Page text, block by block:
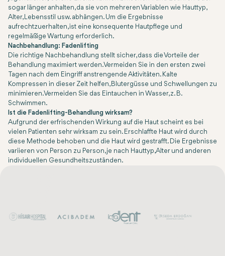
sogar länger anhalten, da sie von mehreren Variablen wie Hauttyp,
Alter, Lebensstil usw. abhängen. Um die Ergebnisse
aufrechtzuerhalten, ist eine konsequente Hautpflege und
regelmäßige Wartung erforderlich.
Nachbehandlung: Fadenlifting
Die richtige Nachbehandlung stellt sicher, dass die Vorteile der
Behandlung maximiert werden. Vermeiden Sie in den ersten zwei
Tagen nach dem Eingriff anstrengende Aktivitäten. Kalte
Kompressen in dieser Zeit helfen, Blutergüsse und Schwellungen zu
minimieren. Vermeiden Sie das Eintauchen in Wasser, z. B.
Schwimmen.
Ist die Fadenlifting-Behandlung wirksam?
Aufgrund der erfrischenden Wirkung auf die Haut scheint es bei
vielen Patienten sehr wirksam zu sein. Erschlaffte Haut wird durch
diese Methode behoben und die Haut wird gestrafft. Die Ergebnisse
variieren von Person zu Person, je nach Hauttyp, Alter und anderen
individuellen Gesundheitszuständen.